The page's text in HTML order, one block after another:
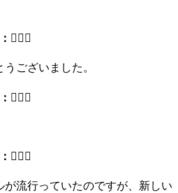
ございました。
流行っていたのですが、新しい